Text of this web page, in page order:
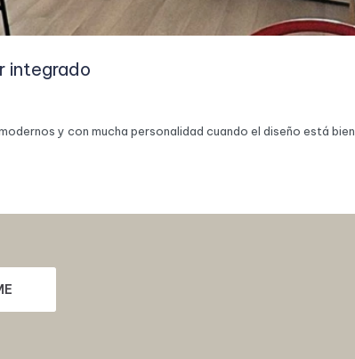
integrado
y con mucha personalidad cuando el diseño está bien